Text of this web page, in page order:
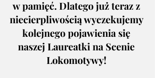
w pamięć. Dlatego już teraz z
niecierpliwością wyczekujemy
kolejnego pojawienia się
naszej Laureatki na Scenie
Lokomotywy!